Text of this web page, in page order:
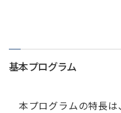
基本プログラム
本プログラムの特長は